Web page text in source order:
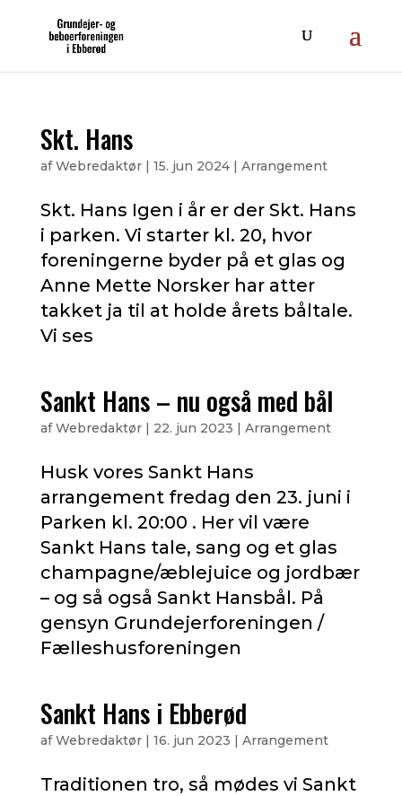
Skt. Hans
afWebredaktør| 15. jun 2024| Arrangement
Skt. Hans Igen i år er der Skt. Hans
i parken. Vi starter kl. 20, hvor
foreningerne byder på et glas og
Anne Mette Norsker har atter
takket ja til at holde årets båltale.
Vi ses
Sankt Hans – nu også med bål
afWebredaktør| 22. jun 2023 | Arrangement
Husk vores Sankt Hans
arrangement fredag den 23. juni i
Parken kl. 20:00 . Her vil være
Sankt Hans tale, sang og et glas
champagne/æblejuice og jordbær
– og så også Sankt Hansbål. På
gensyn Grundejerforeningen /
Fælleshusforeningen
Sankt Hans i Ebberød
afWebredaktør| 16. jun 2023 | Arrangement
Traditionen tro, så mødes vi Sankt